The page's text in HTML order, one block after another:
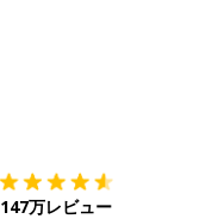
147万レビュー